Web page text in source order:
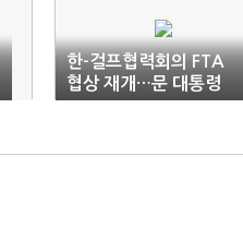
한-걸프협력회의 FTA
협상 재개…문 대통령
"공정무역 노력"